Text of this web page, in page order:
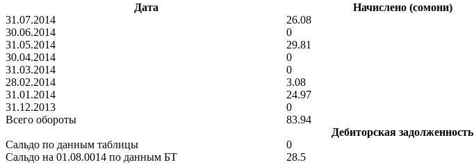
Дата Начислено (сомони)
31.07.2014
26.08
30.06.2014
0
31.05.2014
29.81
30.04.2014
0
31.03.2014
0
28.02.2014
3.08
31.01.2014
24.97
31.12.2013
0
Всего обороты
83.94
Дебиторская задолженность
Сальдо по данным таблицы
0
Сальдо на 01.08.0014 по данным БТ
28.5